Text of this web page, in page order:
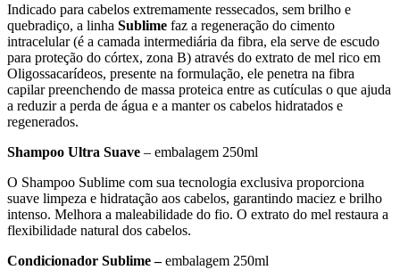
Indicado para cabelos extremamente ressecados, sem brilho e
quebradiço, a linha Sublime faz a regeneração do cimento
intracelular (é a camada intermediária da fibra, ela serve de escudo
para proteção do córtex, zona B) através do extrato de mel rico em
Oligossacarídeos, presente na formulação, ele penetra na fibra
capilar preenchendo de massa proteica entre as cutículas o que ajuda
a reduzir a perda de água e a manter os cabelos hidratados e
regenerados.
Shampoo Ultra Suave – embalagem 250ml
O Shampoo Sublime com sua tecnologia exclusiva proporciona
suave limpeza e hidratação aos cabelos, garantindo maciez e brilho
intenso. Melhora a maleabilidade do fio. O extrato do mel restaura a
flexibilidade natural dos cabelos.
Condicionador Sublime –embalagem 250ml